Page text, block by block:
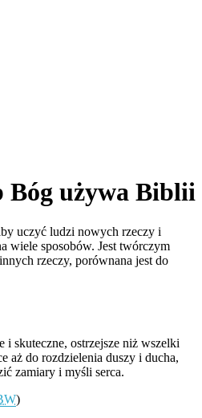
Bóg używa Biblii
uczyć ludzi nowych rzeczy i
wiele sposobów. Jest twórczym
rzeczy, porównana jest do
i skuteczne, ostrzejsze niż wszelki
aż do rozdzielenia duszy i ducha,
zamiary i myśli serca.
)